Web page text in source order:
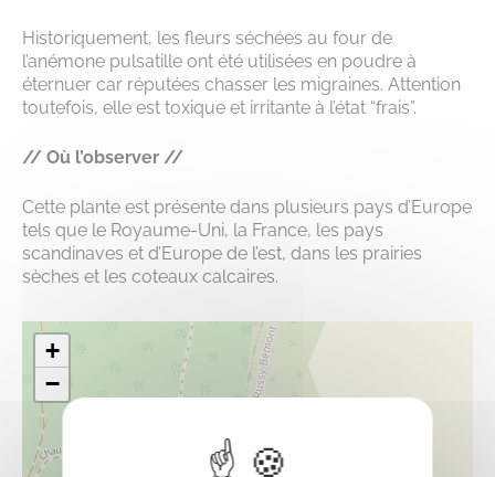
Historiquement, les fleurs séchées au four de
l’anémone pulsatille ont été utilisées en poudre à
éternuer car réputées chasser les migraines. Attention
toutefois, elle est toxique et irritante à l’état “frais”.
// Où l’observer //
Cette plante est présente dans plusieurs pays d’Europe
tels que le Royaume-Uni, la France, les pays
scandinaves et d’Europe de l’est, dans les prairies
sèches et les coteaux calcaires.
+
−